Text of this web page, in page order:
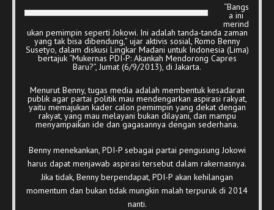
“Bangs
a ini
merind
ukan pemimpin seperti Jokowi. Ini adalah tanda-tanda zaman
yang tak bisa dibendung,” ujar aktivis sosial, Romo Benny
Susetyo, dalam diskusi Lingkar Madani untuk Indonesia (Lima)
bertajuk “Mukernas PDI-P: Akankah Mendorong Capres
Baru?”, Jumat (6/9/2013), di Jakarta.
Menurut Benny, tugas media adalah membentuk kesadaran
publik agar partai politik mau mendengarkan aspirasi rakyat,
yaitu memajukan kader calon pemimpin yang dekat dengan
rakyat, yang mau melayani bukan dilayani, dan mampu
menyampaikan ide dan gagasannya dengan sederhana.
Benny menekankan, PDI-P sebagai partai pengusung Jokowi
harus dapat menjawab aspirasi tersebut dalam rakernasnya.
Jika tidak, Benny berpendapat, PDI-P akan kehilangan
momentum dan bukan tidak mungkin malah terpuruk di 2014
nanti.